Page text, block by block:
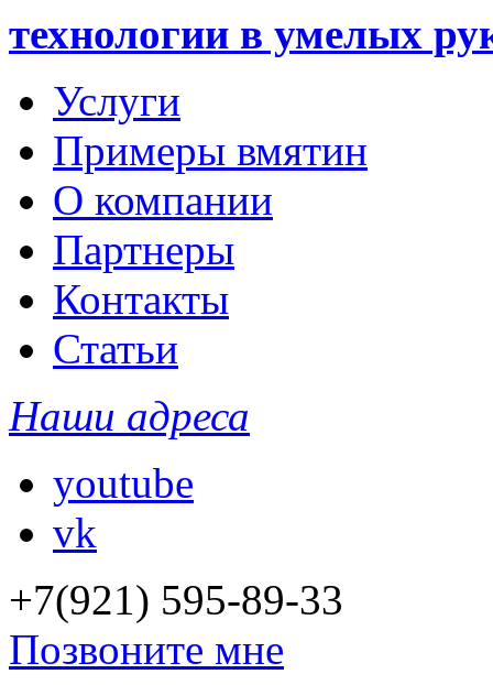
технологии в умелых
Услуги
Примеры вмятин
О компании
Партнеры
Контакты
Статьи
Наши адреса
youtube
vk
+7(921) 595-89-33
Позвоните мне